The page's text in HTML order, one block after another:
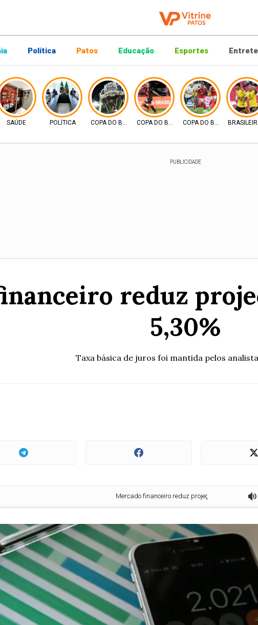
Política Patos Educação Esportes
SAÚDE POLÍTICA COPA DO BRASILCOPA DO BRASILCOPA DO BRASIL
PUBLICIDADE
reduz
5,30%
Taxa básica de juros foi mantida pelos
Mercado financeiro reduz projeção da inflação para 5,30%